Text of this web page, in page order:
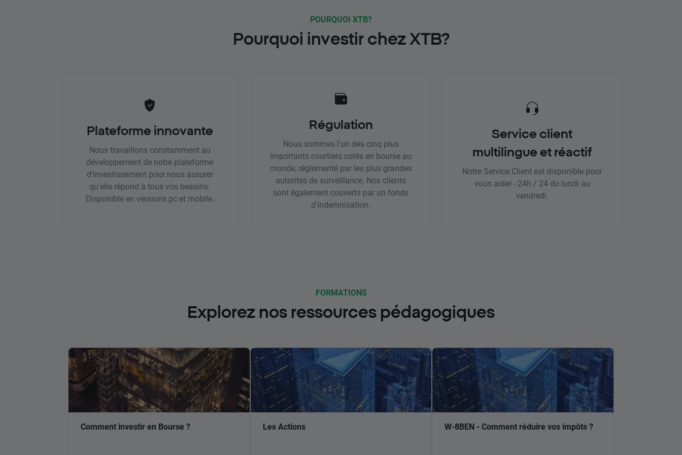
POURQUOI XTB?
Pourquoi investir chez XTB?
Plateforme innovante
Nous travaillons constamment au
développement de notre plateforme
d'investissement pour nous assurer
qu'elle répond à tous vos besoins.
Disponible en versions pc et mobile.
Régulation
Nous sommes l'un des cinq plus
importants courtiers cotés en bourse au
monde, réglementé par les plus grandes
autorités de surveillance. Nos clients
sont également couverts par un fonds
d'indemnisation.
Service client
multilingue et réactif
Notre Service Client est disponible pour
vous aider - 24h / 24 du lundi au
vendredi.
FORMATIONS
Explorez nos ressources pédagogiques
Comment investir en Bourse ? Les Actions W-8BEN - Comment réduire vos impôts ?